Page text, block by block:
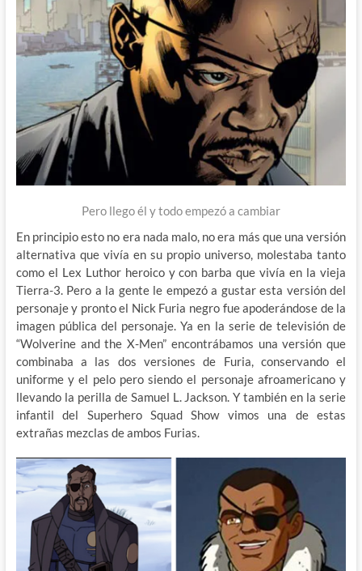
Pero llego él y todo empezó a cambiar
En principio esto no era nada malo, no era más que una versión
alternativa que vivía en su propio universo, molestaba tanto
como el Lex Luthor heroico y con barba que vivía en la vieja
Tierra-3. Pero a la gente le empezó a gustar esta versión del
personaje y pronto el Nick Furia negro fue apoderándose de la
imagen pública del personaje. Ya en la serie de televisión de
“Wolverine and the X-Men” encontrábamos una versión que
combinaba a las dos versiones de Furia, conservando el
uniforme y el pelo pero siendo el personaje afroamericano y
llevando la perilla de Samuel L. Jackson. Y también en la serie
infantil del Superhero Squad Show vimos una de estas
extrañas mezclas de ambos Furias.